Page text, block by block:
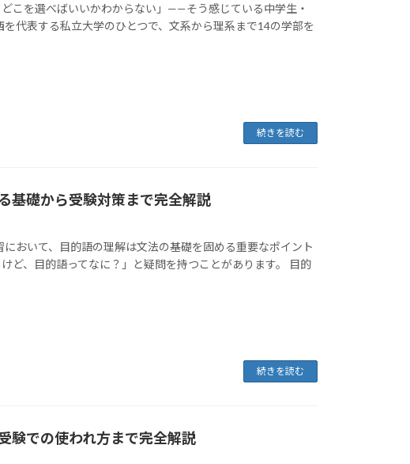
こを選べばいいかわからない」——そう感じている中学生・
代表する私立大学のひとつで、文系から理系まで14の学部を
続きを読む
基礎から受験対策まで完全解説
おいて、目的語の理解は文法の基礎を固める重要なポイント
ど、目的語ってなに？」と疑問を持つことがあります。 目的
続きを読む
験での使われ方まで完全解説